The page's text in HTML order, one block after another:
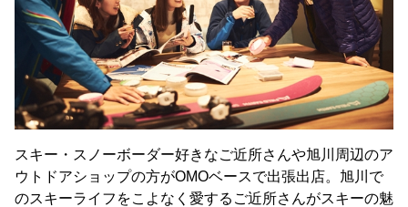
スキー・スノーボーダー好きなご近所さんや旭川周辺のア
ウトドアショップの方がOMOベースで出張出店。旭川で
のスキーライフをこよなく愛するご近所さんがスキーの魅